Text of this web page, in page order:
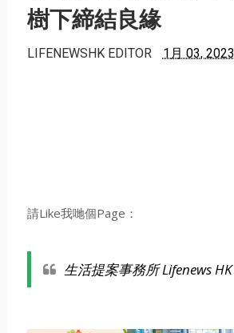
樹下締結良緣
LIFENEWSHK EDITOR 1月 03, 2023
請Like我哋個Page：
生活提案事務所 Lifenews HK